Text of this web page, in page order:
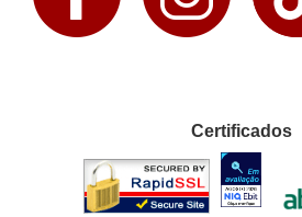
Certificados